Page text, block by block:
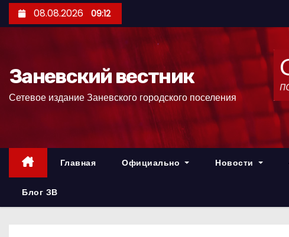
е
р
08.08.2026 09:12
Заневский вестник
Сетевое издание Заневского городского поселения
Главная Официально Новости
Блог ЗВ